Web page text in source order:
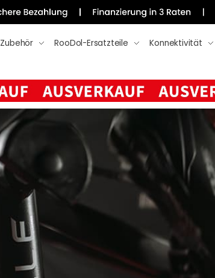
Zubehör RooDol-Ersatzteile Konnektivität